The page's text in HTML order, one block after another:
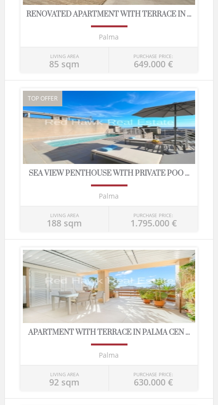
RENOVATED APARTMENT WITH TERRACE IN ...
Palma
LIVING AREA
85 sqm
PURCHASE PRICE:
649.000 €
TOP OFFER
SEA VIEW PENTHOUSE WITH PRIVATE POO ...
Palma
LIVING AREA
188 sqm
PURCHASE PRICE:
1.795.000 €
APARTMENT WITH TERRACE IN PALMA CEN ...
Palma
LIVING AREA
92 sqm
PURCHASE PRICE:
630.000 €